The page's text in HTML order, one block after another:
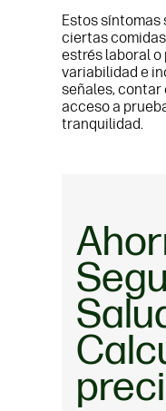
Estos síntomas
ciertas
estrés laboral o
variabilidad e
señales, contar
acceso a
tranquilidad.